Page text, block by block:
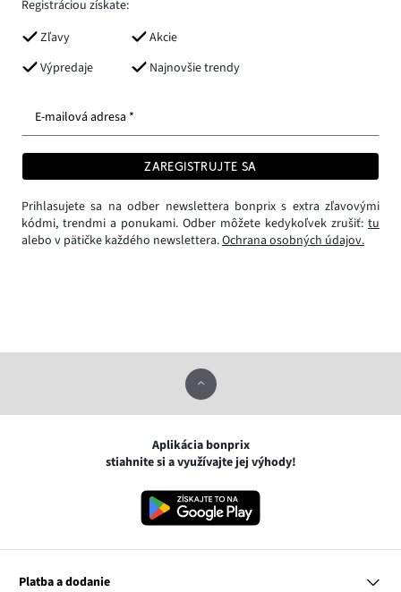
Registráciou získate:
Zľavy
Akcie
Výpredaje
Najnovšie trendy
E-mailová adresa *
ZAREGISTRUJTE SA
Prihlasujete sa na odber newslettera bonprix s extra zľavovými
kódmi, trendmi a ponukami. Odber môžete kedykoľvek zrušiť: tu
alebo v pätičke každého newslettera.Ochrana osobných údajov.
Aplikácia bonprix
stiahnite si a využívajte jej výhody!
Platba a dodanie